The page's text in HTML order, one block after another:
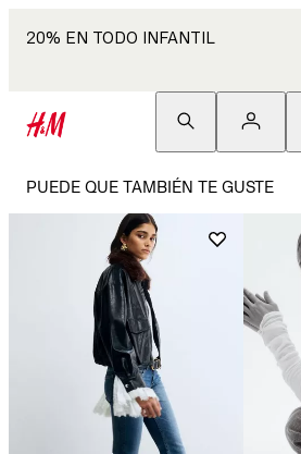
20% EN TODO INFANTIL
PUEDE QUE TAMBIÉN TE GUSTE